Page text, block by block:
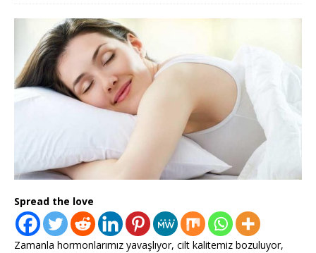
Spread the love
Zamanla hormonlarımız yavaşlıyor, cilt kalitemiz bozuluyor,